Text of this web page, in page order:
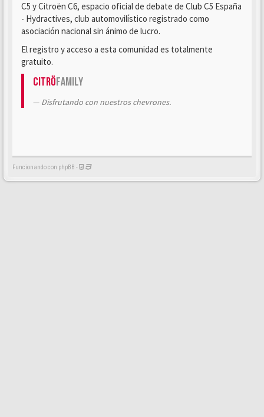
C5 y Citroën C6, espacio oficial de debate de Club C5 España
- Hydractives, club automovilístico registrado como
asociación nacional sin ánimo de lucro.
El registro y acceso a esta comunidad es totalmente
gratuito.
CitröFamily
Disfrutando con nuestros chevrones.
Funcionando con phpBB -